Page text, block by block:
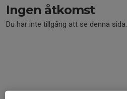
Ingen åtkomst
Du har inte tillgång att se denna sida.